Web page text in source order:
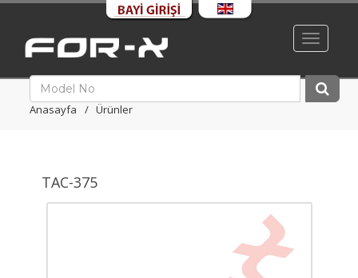
Toggle
Anasayfa Ürünler
TAC-375